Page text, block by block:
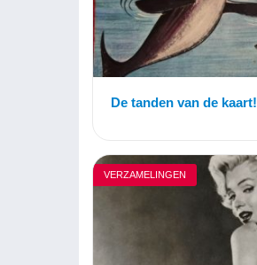
De tanden van de kaart!
VERZAMELINGEN